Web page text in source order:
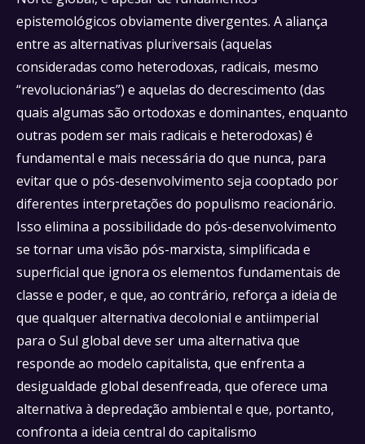
epistemológicos obviamente divergentes. A aliança
entre as alternativas pluriversais (aquelas
consideradas como heterodoxas, radicais, mesmo
“revolucionárias”) e aquelas do decrescimento (das
quais algumas são ortodoxas e dominantes, enquanto
outras podem ser mais radicais e heterodoxas) é
fundamental e mais necessária do que nunca, para
evitar que o pós-desenvolvimento seja cooptado por
diferentes interpretações do populismo reacionário.
Isso elimina a possibilidade do pós-desenvolvimento
se tornar uma visão pós-marxista, simplificada e
superficial que ignora os elementos fundamentais de
classe e poder, e que, ao contrário, reforça a ideia de
que qualquer alternativa decolonial e antiimperial
para o Sul global deve ser uma alternativa que
responde ao modelo capitalista, que enfrenta a
desigualdade global desenfreada, que oferece uma
alternativa à depredação ambiental e que, portanto,
confronta a ideia central do capitalismo